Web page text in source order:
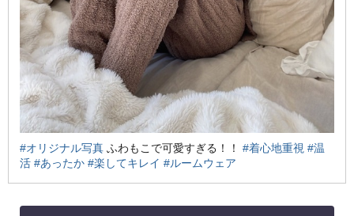
#オリジナル写真 ふわもこで可愛すぎる！！ #着心地重視 #温
活 #あったか #楽してキレイ #ルームウェア